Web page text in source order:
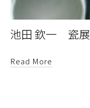
池田 欽一 瓷展
Read More